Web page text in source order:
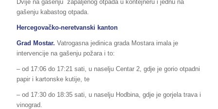
Dvije na gašenju zapaljenog otpada u kontejneru i jednu na
gašenju kabastog otpada.
Hercegovačko-neretvanski kanton
Grad Mostar. Vatrogasna jedinica grada Mostara imala je
intervencije na gašenju požara i to:
– od 17:06 do 17:21 sati, u naselju Centar 2, gdje je gorio otpadni
papir i kartonske kutije, te
– od 17:30 do 18:35 sati, u naselju Hodbina, gdje je gorjela trava i
vinograd.